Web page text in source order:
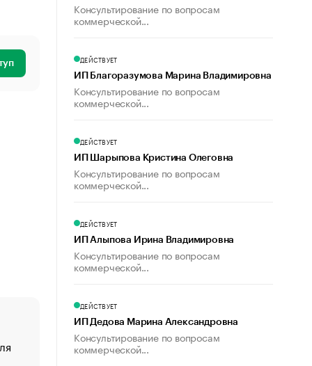
«От спорта тело стареет иначе». Как живет глава
создавшей GTA
Консультирование по вопросам
коммерческой...
ДЕЙСТВУЕТ
ИП Благоразумова Марина Владимировна
Консультирование по вопросам
коммерческой...
ДЕЙСТВУЕТ
ИП Шарыпова Кристина Олеговна
Консультирование по вопросам
коммерческой...
ДЕЙСТВУЕТ
ИП Алыпова Ирина Владимировна
Консультирование по вопросам
коммерческой...
ДЕЙСТВУЕТ
ИП Дедова Марина Александровна
Консультирование по вопросам
коммерческой...